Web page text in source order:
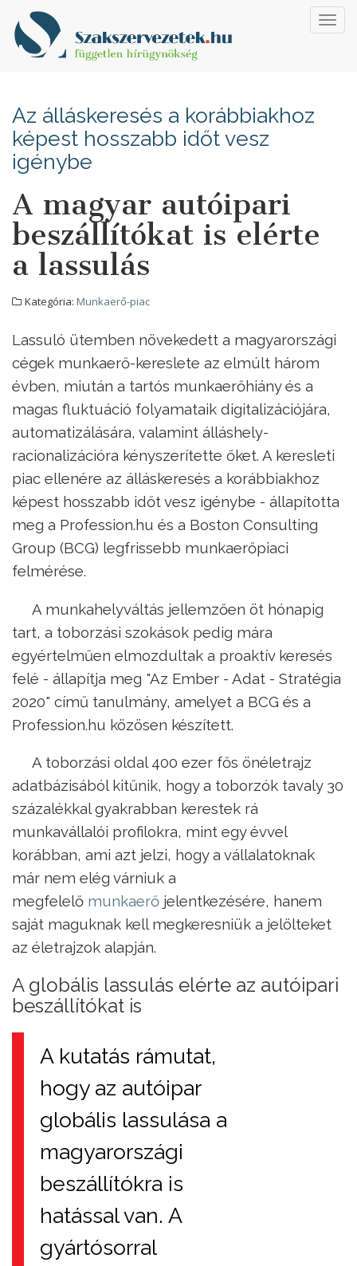
Az álláskeresés a korábbiakhoz
képest hosszabb időt vesz
igénybe
A magyar autóipari
beszállítókat is elérte
a lassulás
Kategória: Munkaerő-piac
Lassuló ütemben növekedett a magyarországi
cégek munkaerő-kereslete az elmúlt három
évben, miután a tartós munkaerőhiány és a
magas fluktuáció folyamataik digitalizációjára,
automatizálására, valamint álláshely-
racionalizációra kényszerítette őket. A keresleti
piac ellenére az álláskeresés a korábbiakhoz
képest hosszabb időt vesz igénybe - állapította
meg a Profession.hu és a Boston Consulting
Group (BCG) legfrissebb munkaerőpiaci
felmérése.
A munkahelyváltás jellemzően öt hónapig
tart, a toborzási szokások pedig mára
egyértelműen elmozdultak a proaktív keresés
felé - állapítja meg "Az Ember - Adat - Stratégia
2020" című tanulmány, amelyet a BCG és a
Profession.hu közösen készített.
A toborzási oldal 400 ezer fős önéletrajz
adatbázisából kitűnik, hogy a toborzók tavaly 30
százalékkal gyakrabban kerestek rá
munkavállalói profilokra, mint egy évvel
korábban, ami azt jelzi, hogy a vállalatoknak
már nem elég várniuk a
megfelelő munkaerő jelentkezésére, hanem
saját maguknak kell megkeresniük a jelölteket
az életrajzok alapján.
A globális lassulás elérte az autóipari
beszállítókat is
A kutatás rámutat,
hogy az autóipar
globális lassulása a
magyarországi
beszállítókra is
hatással van. A
gyártósorral